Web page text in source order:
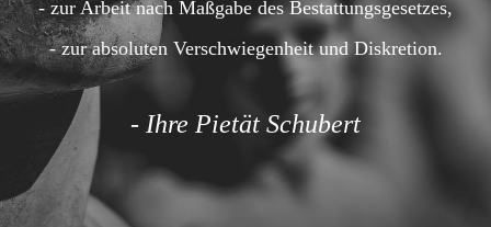
- zur Arbeit nach Maßgabe des Bestattungsgesetzes,
- zur absoluten Verschwiegenheit und Diskretion.
- Ihre Pietät Schubert